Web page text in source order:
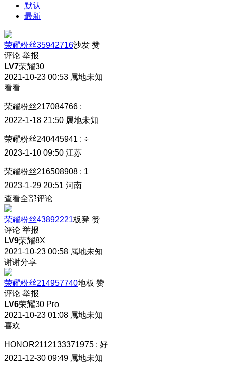
默认
最新
荣耀粉丝35942716沙发 赞
评论 举报
LV7荣耀30
2021-10-23 00:53 属地未知
看看
荣耀粉丝217084766 :
2022-1-18 21:50 属地未知
荣耀粉丝240445941 : ÷
2023-1-10 09:50 江苏
荣耀粉丝216508908 : 1
2023-1-29 20:51 河南
查看全部评论
荣耀粉丝43892221板凳 赞
评论 举报
LV9荣耀8X
2021-10-23 00:58 属地未知
谢谢分享
荣耀粉丝214957740地板 赞
评论 举报
LV6荣耀30 Pro
2021-10-23 01:08 属地未知
喜欢
HONOR2112133371975 : 好
2021-12-30 09:49 属地未知